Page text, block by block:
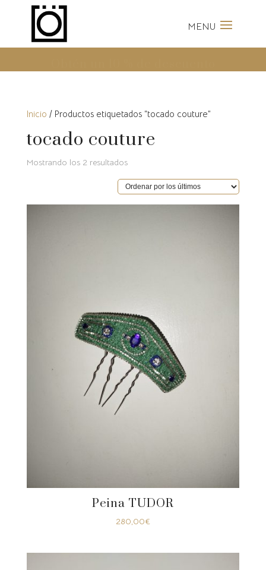
Envíos Gratis a partir de 100
Inicio / Productos etiquetados “tocado couture”
tocado couture
Mostrando los 2 resultadosOrdenado
por
los
Peina TUDOR
280,00€